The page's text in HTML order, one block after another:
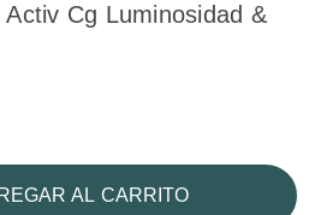
Cg Luminosidad &